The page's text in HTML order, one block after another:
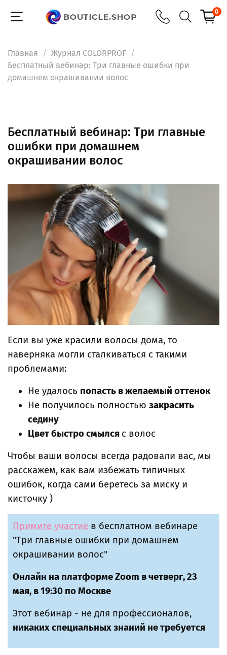
0
Главная
Журнал COLORPROF
Бесплатный вебинар: Три главные ошибки при
домашнем окрашивании волос
Бесплатный вебинар: Три главные
ошибки при домашнем
окрашивании волос
Если вы уже красили волосы дома, то
наверняка могли сталкиваться с такими
проблемами:
Не удалось попасть в желаемый оттенок
Не получилось полностью закрасить
седину
Цвет быстро смылся с волос
Чтобы ваши волосы всегда радовали вас, мы
расскажем, как вам избежать типичных
ошибок, когда сами беретесь за миску и
кисточку )
Примите участие в бесплатном вебинаре
"Три главные ошибки при домашнем
окрашивании волос"
Онлайн на платформе Zoom в четверг, 23
мая, в 19:30 по Москве
Этот вебинар - не для профессионалов,
никаких специальных знаний не требуется